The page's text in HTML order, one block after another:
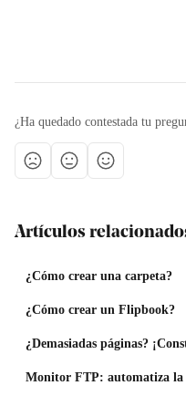
¿Ha quedado contestada tu
Artículos
¿Cómo crear una carpeta?
¿Cómo crear un Flipbook?
¿Demasiadas páginas?
Monitor FTP: automatiza la